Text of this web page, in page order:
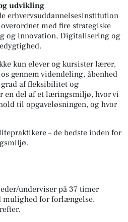
udvikling
erhvervsuddannelsesinstitution
med fire strategiske
og innovation, Digitalisering og
kun elever og kursister lærer,
gennem videndeling, åbenhed
grad af fleksibilitet og
en del af et læringsmiljø, hvor vi
til opgaveløsningen, og hvor
– de bedste inden for
underviser på 37 timer
mulighed for forlængelse.